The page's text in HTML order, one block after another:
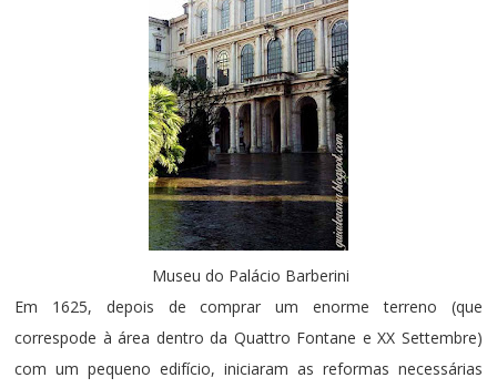
Museu do Palácio Barberini
Em 1625, depois de comprar um enorme terreno (que
correspode à área dentro da Quattro Fontane e XX Settembre)
com um pequeno edifício, iniciaram as reformas necessárias